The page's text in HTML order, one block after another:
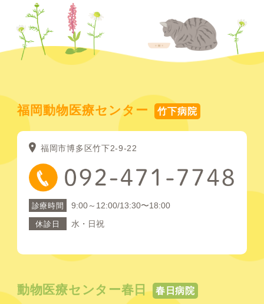
福岡動物医療センター 竹下病院
福岡市博多区竹下2-9-22
診療時間 9:00～12:00/13:30〜18:00
休診日 水・日祝
動物医療センター春日 春日病院